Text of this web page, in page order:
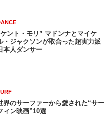
ケント・モリ” マドンナとマイケ
・ジャクソンが取合った超実力派
本人ダンサー
界のサーファーから愛された“サー
ィン映画”10選